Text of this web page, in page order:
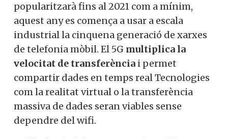
popularitzarà fins al 2021 com a mínim,
aquest any es comença a usar a escala
industrial la cinquena generació de xarxes
de telefonia mòbil. El 5G multiplica la
velocitat de transferència i permet
compartir dades en temps real Tecnologies
com la realitat virtual o la transferència
massiva de dades seran viables sense
dependre del wifi.